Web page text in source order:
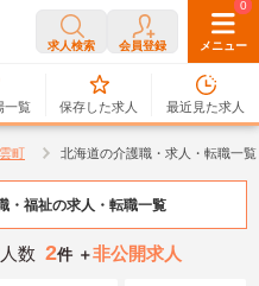
求人検索 会員登録 メニュー
一覧
0
保存した求人
0
最近見た求人
町 北海道の介護職・求人・転職一覧
・福祉の求人・転職一覧
数 2件 ＋非公開求人